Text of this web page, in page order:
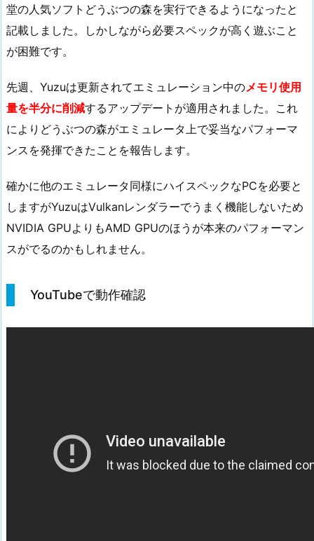
堂の人気ソフトどうぶつの森を実行できるようになったと
記載しました。しかしながら必要スペックが高く遊ぶこと
が困難です。
先週、Yuzuは更新されてエミュレーション中のメモリ使用
量を半分に削減するアップデートが適用されました。これ
によりどうぶつの森がエミュレータ上で妥当なパフォーマ
ンスを発揮できたことを報告します。
確かに他のエミュレータ同様にハイスペックなPCを必要と
しますがYuzuはVulkanレンダラーでうまく機能しないため
NVIDIA GPUよりもAMD GPUのほうが本来のパフォーマン
スがでるのかもしれません。
YouTubeで動作確認